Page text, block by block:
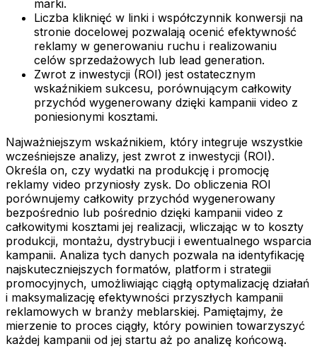
marki.
Liczba kliknięć w linki i współczynnik konwersji na
stronie docelowej pozwalają ocenić efektywność
reklamy w generowaniu ruchu i realizowaniu
celów sprzedażowych lub lead generation.
Zwrot z inwestycji (ROI) jest ostatecznym
wskaźnikiem sukcesu, porównującym całkowity
przychód wygenerowany dzięki kampanii video z
poniesionymi kosztami.
Najważniejszym wskaźnikiem, który integruje wszystkie
wcześniejsze analizy, jest zwrot z inwestycji (ROI).
Określa on, czy wydatki na produkcję i promocję
reklamy video przyniosły zysk. Do obliczenia ROI
porównujemy całkowity przychód wygenerowany
bezpośrednio lub pośrednio dzięki kampanii video z
całkowitymi kosztami jej realizacji, wliczając w to koszty
produkcji, montażu, dystrybucji i ewentualnego wsparcia
kampanii. Analiza tych danych pozwala na identyfikację
najskuteczniejszych formatów, platform i strategii
promocyjnych, umożliwiając ciągłą optymalizację działań
i maksymalizację efektywności przyszłych kampanii
reklamowych w branży meblarskiej. Pamiętajmy, że
mierzenie to proces ciągły, który powinien towarzyszyć
każdej kampanii od jej startu aż po analizę końcową.